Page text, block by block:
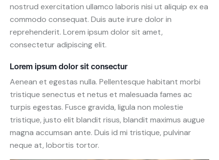
nostrud exercitation ullamco laboris nisi ut aliquip ex ea
commodo consequat. Duis aute irure dolor in
reprehenderit. Lorem ipsum dolor sit amet,
consectetur adipiscing elit.
Lorem ipsum dolor sit consectur
Aenean et egestas nulla. Pellentesque habitant morbi
tristique senectus et netus et malesuada fames ac
turpis egestas. Fusce gravida, ligula non molestie
tristique, justo elit blandit risus, blandit maximus augue
magna accumsan ante. Duis id mi tristique, pulvinar
neque at, lobortis tortor.